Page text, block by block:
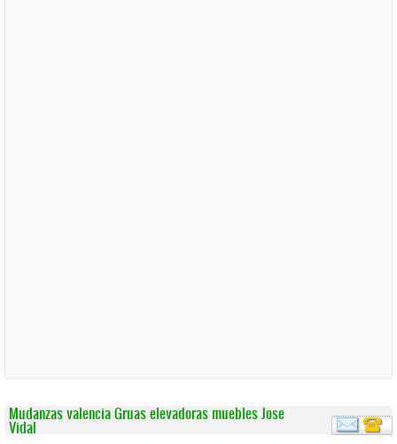
Mudanzas valencia Gruas elevadoras muebles Jose
Vidal